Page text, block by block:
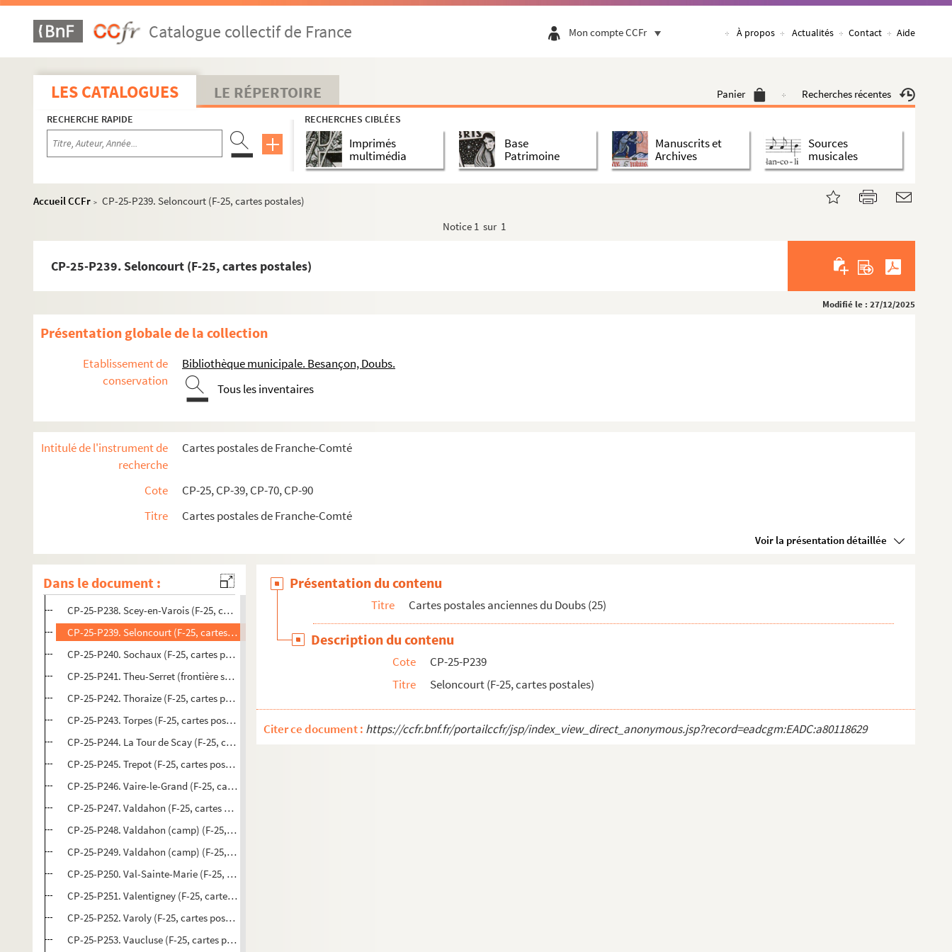
Catalogue collectif de France Mon compte CCFr À propos Actualités Contact Aide
LES CATALOGUES LE RÉPERTOIRE Panier Recherches récentes
RECHERCHE RAPIDE RECHERCHES CIBLÉES
Imprimés
multimédia
Base
Patrimoine
Manuscrits et
Archives
Sources
musicales
Accueil CCFr > CP-25-P239. Seloncourt (F-25, cartes postales)
Notice 1 sur 1
CP-25-P239. Seloncourt (F-25, cartes postales)
Modifié le : 27/12/2025
Présentation globale de la collection
Etablissement de
conservation
Bibliothèque municipale. Besançon, Doubs.
Tous les inventaires
Intitulé de l'instrument de
recherche
Cartes postales de Franche-Comté
Cote
CP-25, CP-39, CP-70, CP-90
Titre
Cartes postales de Franche-Comté
Voir la présentation détaillée
Dans le document :
CP-25-P210. Le Pré-du-Lac (frontière suisse) (F-25, cartes postales)
CP-25-P211. Quingey (F-25, cartes postales)
CP-25-P212. Rang-les-l'Isle (F-25, cartes postales)
CP-25-P213. La Rasse (frontière suisse) (F-25, cartes postales)
CP-25-P214. Recologne (F-25, cartes postales)
CP-25-P215. Le Refrain (frontière suisse) (F-25, cartes postales)
CP-25-P216. Remonot (F-25, cartes postales)
CP-25-P221. Roche-les-Beaupré (F-25, cartes postales)
CP-25-P224. Rosureux (F-25, cartes postales)
CP-25-P226. Roulans (F-25, cartes postales)
CP-25-P228. Le Russey (F-25, cartes postales)
CP-25-P230. Saint-Hippolyte (service automobile) (F-25, cartes postales)
CP-25-P231. Saint-Julien-les-Russey (F-25, cartes postales)
CP-25-P233. Saint-Vit (F-25, cartes postales)
CP-25-P234. Sancey-l'Eglise (F-25, cartes postales)
CP-25-P236. Sancey-le-Long (F-25, cartes postales)
CP-25-P237. Saône (F-25, cartes postales)
CP-25-P238. Scey-en-Varois (F-25, cartes postales)
CP-25-P239. Seloncourt (F-25, cartes postales)
CP-25-P240. Sochaux (F-25, cartes postales)
CP-25-P241. Theu-Serret (frontière suisse) (F-25, cartes postales)
CP-25-P242. Thoraize (F-25, cartes postales)
CP-25-P243. Torpes (F-25, cartes postales)
CP-25-P244. La Tour de Scay (F-25, cartes postales)
CP-25-P245. Trepot (F-25, cartes postales)
CP-25-P246. Vaire-le-Grand (F-25, cartes postales)
CP-25-P247. Valdahon (F-25, cartes postales)
CP-25-P248. Valdahon (camp) (F-25, cartes postales)
CP-25-P249. Valdahon (camp) (F-25, cartes postales)
CP-25-P250. Val-Sainte-Marie (F-25, cartes postales)
CP-25-P251. Valentigney (F-25, cartes postales)
CP-25-P252. Varoly (F-25, cartes postales)
CP-25-P253. Vaucluse (F-25, cartes postales)
Présentation du contenu
Titre Cartes postales anciennes du Doubs (25)
Description du contenu
Cote
CP-25-P239
Titre
Seloncourt (F-25, cartes postales)
Citer ce document : https://ccfr.bnf.fr/portailccfr/jsp/index_view_direct_anonymous.jsp?record=eadcgm:EADC:a80118629